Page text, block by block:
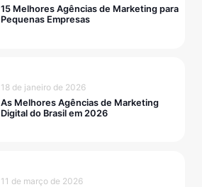
15 Melhores Agências de Marketing para
Pequenas Empresas
18 de janeiro de 2026
As Melhores Agências de Marketing
Digital do Brasil em 2026
11 de março de 2026